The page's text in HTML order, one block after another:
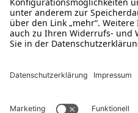
verkauf@schecker.de
WhatsApp Support
Tritt unserem Newsletter bei